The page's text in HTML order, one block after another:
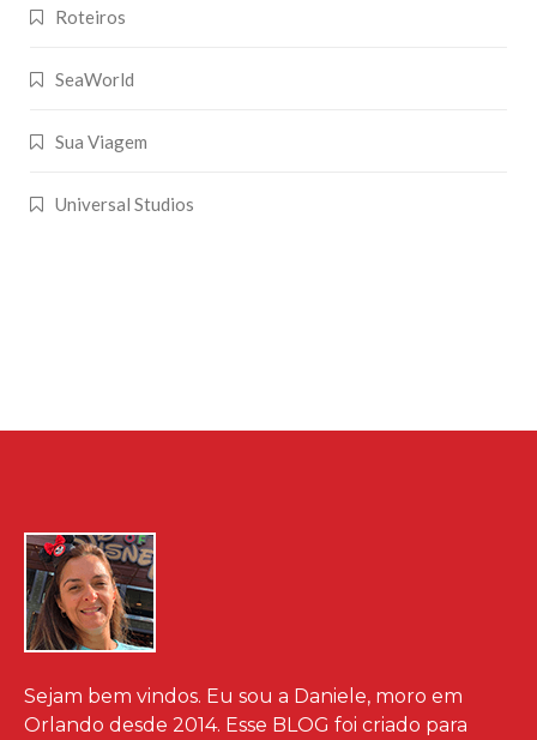
Roteiros
SeaWorld
Sua Viagem
Universal Studios
Sejam bem vindos. Eu sou a Daniele, moro em
Orlando desde 2014. Esse BLOG foi criado para